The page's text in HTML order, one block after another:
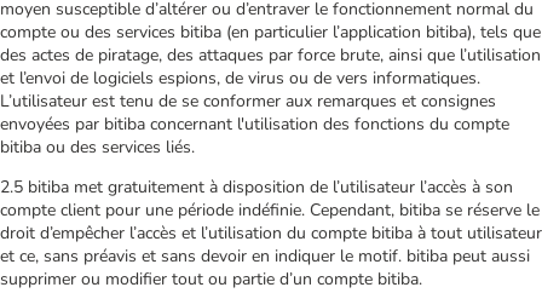
moyen susceptible d’altérer ou d’entraver le fonctionnement normal du
compte ou des services bitiba (en particulier l’application bitiba), tels que
des actes de piratage, des attaques par force brute, ainsi que l’utilisation
et l’envoi de logiciels espions, de virus ou de vers informatiques.
L’utilisateur est tenu de se conformer aux remarques et consignes
envoyées par bitiba concernant l'utilisation des fonctions du compte
bitiba ou des services liés.
2.5 bitiba met gratuitement à disposition de l’utilisateur l’accès à son
compte client pour une période indéfinie. Cependant, bitiba se réserve le
droit d’empêcher l’accès et l’utilisation du compte bitiba à tout utilisateur
et ce, sans préavis et sans devoir en indiquer le motif. bitiba peut aussi
supprimer ou modifier tout ou partie d’un compte bitiba.